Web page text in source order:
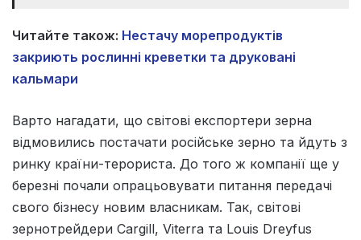
Читайте також: Нестачу морепродуктів
закриють рослинні креветки та друковані
кальмари
Варто нагадати, що світові експортери зерна
відмовились постачати російське зерно та йдуть з
ринку країни-терориста. До того ж компанії ще у
березні почали опрацьовувати питання передачі
свого бізнесу новим власникам. Так, світові
зернотрейдери Cargill, Viterra та Louis Dreyfus